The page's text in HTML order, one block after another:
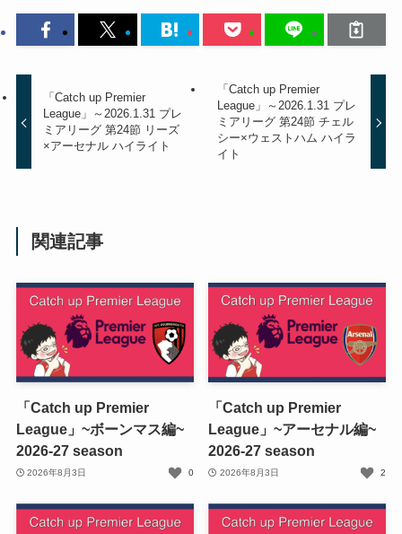
「Catch up Premier
League」～2026.1.31 プレ
ミアリーグ 第24節 リーズ
×アーセナル ハイライト
「Catch up Premier
League」～2026.1.31 プレ
ミアリーグ 第24節 チェル
シー×ウェストハム ハイラ
イト
関連記事
「Catch up Premier
League」~ボーンマス編~
2026-27 season
2026年8月3日 0
「Catch up Premier
League」~アーセナル編~
2026-27 season
2026年8月3日 2